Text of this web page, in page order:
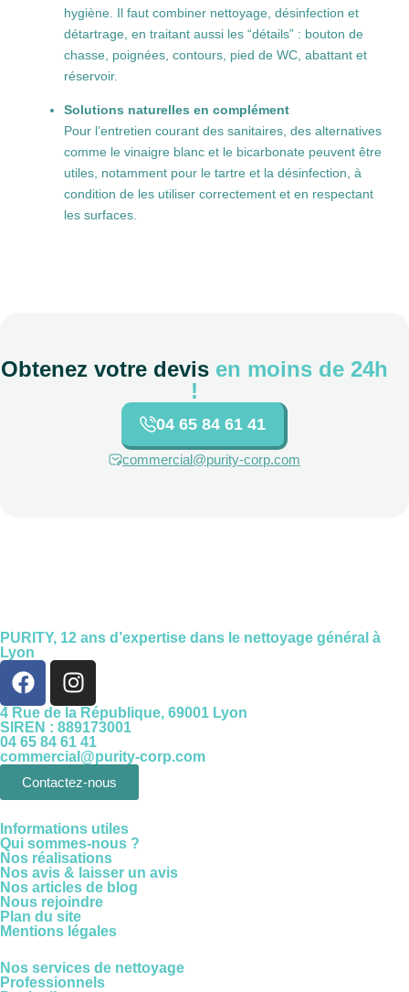
hygiène. Il faut combiner nettoyage, désinfection et
détartrage, en traitant aussi les “détails” : bouton de
chasse, poignées, contours, pied de WC, abattant et
réservoir.
Solutions naturelles en complément
Pour l’entretien courant des sanitaires, des alternatives
comme le vinaigre blanc et le bicarbonate peuvent être
utiles, notamment pour le tartre et la désinfection, à
condition de les utiliser correctement et en respectant
les surfaces.
Obtenez votre devis en moins de 24h
!
04 65 84 61 41
commercial@purity-corp.com
PURITY, 12 ans d’expertise dans le nettoyage général à
Lyon
4 Rue de la République, 69001 Lyon
SIREN : 889173001
04 65 84 61 41
commercial@purity-corp.com
Contactez-nous
Informations utiles
Qui sommes-nous ?
Nos réalisations
Nos avis & laisser un avis
Nos articles de blog
Nous rejoindre
Plan du site
Mentions légales
Nos services de nettoyage
Professionnels